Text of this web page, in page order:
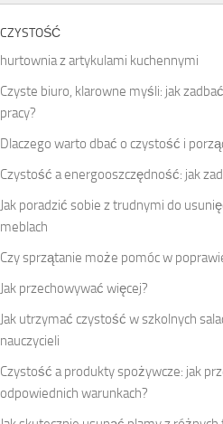
CZYSTOŚĆ
hurtownia z artykulami kuchennymi
Czyste biuro, klarowne myśli: jak
pracy?
Dlaczego warto dbać o czystość i
Czystość a energooszczędność: jak
Jak poradzić sobie z trudnymi do
meblach
Czy sprzątanie może pomóc w
Jak przechowywać więcej?
Jak utrzymać czystość w szkolnych
nauczycieli
Czystość a produkty spożywcze: jak
odpowiednich warunkach?